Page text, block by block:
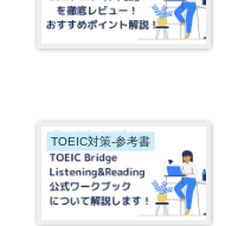
TOEIC対策-参考書